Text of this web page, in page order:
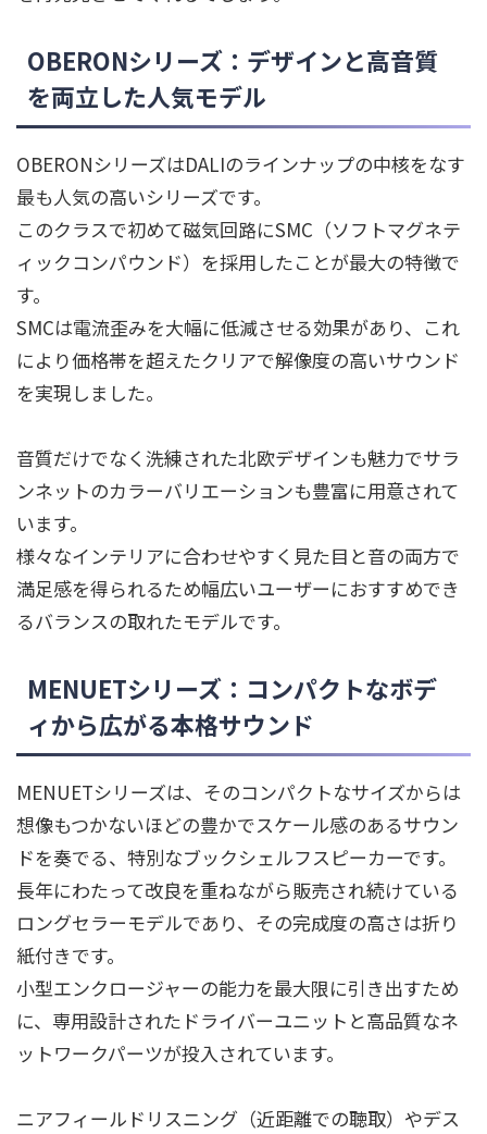
OBERONシリーズ：デザインと高音質
を両立した人気モデル
OBERONシリーズはDALIのラインナップの中核をなす
最も人気の高いシリーズです。
このクラスで初めて磁気回路にSMC（ソフトマグネテ
ィックコンパウンド）を採用したことが最大の特徴で
す。
SMCは電流歪みを大幅に低減させる効果があり、これ
により価格帯を超えたクリアで解像度の高いサウンド
を実現しました。
音質だけでなく洗練された北欧デザインも魅力でサラ
ンネットのカラーバリエーションも豊富に用意されて
います。
様々なインテリアに合わせやすく見た目と音の両方で
満足感を得られるため幅広いユーザーにおすすめでき
るバランスの取れたモデルです。
MENUETシリーズ：コンパクトなボデ
ィから広がる本格サウンド
MENUETシリーズは、そのコンパクトなサイズからは
想像もつかないほどの豊かでスケール感のあるサウン
ドを奏でる、特別なブックシェルフスピーカーです。
長年にわたって改良を重ねながら販売され続けている
ロングセラーモデルであり、その完成度の高さは折り
紙付きです。
小型エンクロージャーの能力を最大限に引き出すため
に、専用設計されたドライバーユニットと高品質なネ
ットワークパーツが投入されています。
ニアフィールドリスニング（近距離での聴取）やデス